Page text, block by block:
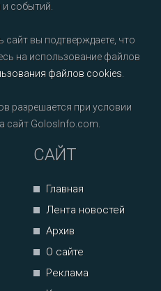
событий.
вы подтверждаете, что
на использование файлов
файлов cookies
разрешается при условии
сайт GolosInfo.com.
САЙТ
Главная
Лента новостей
Архив
О сайте
Реклама